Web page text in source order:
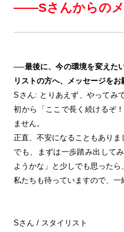
——Sさんからのメ
──最後に、今の環境を変えた
リストの方へ、メッセージをお
Sさん: とりあえず、やってみ
初から「ここで長く続けるぞ
ません。
正直、不安になることもありま
でも、まずは一歩踏み出して
ようかな」と少しでも思ったら
私たちも待っていますので、一
Sさん / スタイリスト